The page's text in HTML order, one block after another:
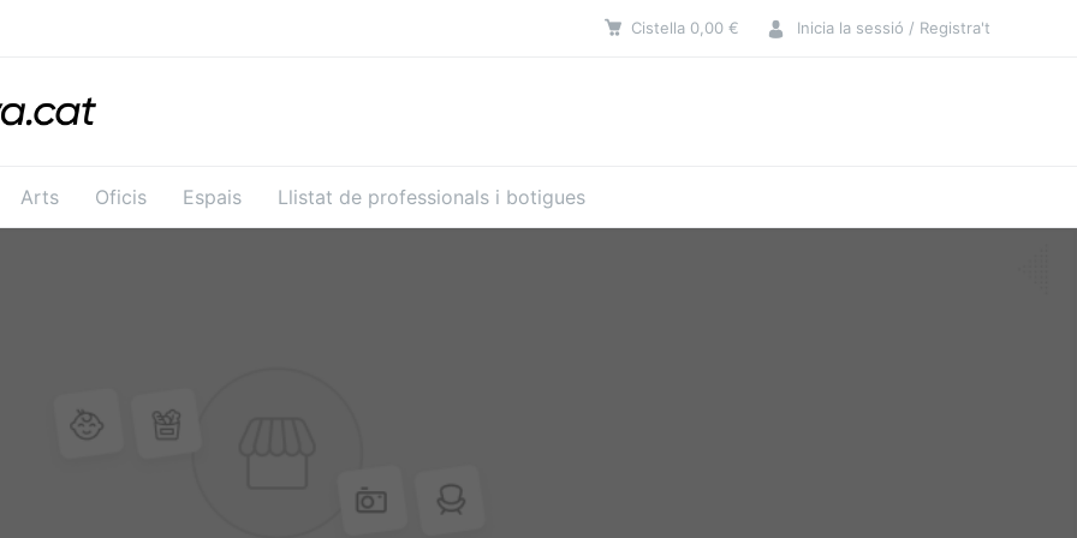
Cistella 0,00 € Inicia la sessió / Registra't
Arts Oficis Espais Llistat de professionals i botigues